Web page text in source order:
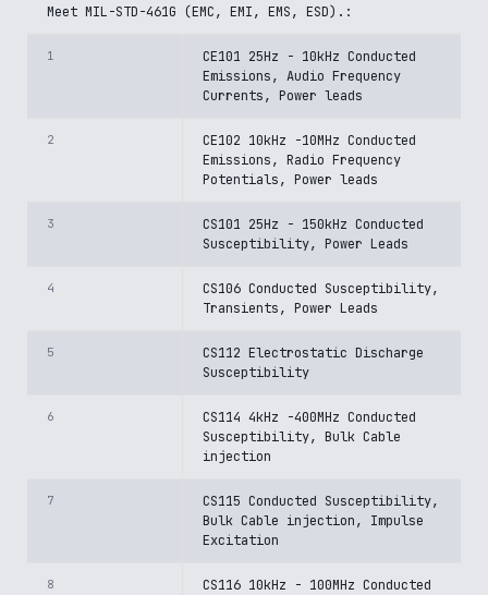
Meet MIL-STD-461G (EMC, EMI, EMS, ESD).:
1
CE101 25Hz - 10kHz Conducted
Emissions, Audio Frequency
Currents, Power leads
2
CE102 10kHz -10MHz Conducted
Emissions, Radio Frequency
Potentials, Power leads
3
CS101 25Hz - 150kHz Conducted
Susceptibility, Power Leads
4
CS106 Conducted Susceptibility,
Transients, Power Leads
5
CS112 Electrostatic Discharge
Susceptibility
6
CS114 4kHz -400MHz Conducted
Susceptibility, Bulk Cable
injection
7
CS115 Conducted Susceptibility,
Bulk Cable injection, Impulse
Excitation
8
CS116 10kHz - 100MHz Conducted